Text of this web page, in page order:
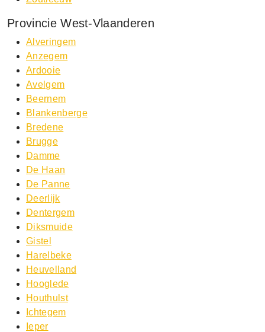
Provincie West-Vlaanderen
Alveringem
Anzegem
Ardooie
Avelgem
Beernem
Blankenberge
Bredene
Brugge
Damme
De Haan
De Panne
Deerlijk
Dentergem
Diksmuide
Gistel
Harelbeke
Heuvelland
Hooglede
Houthulst
Ichtegem
Ieper